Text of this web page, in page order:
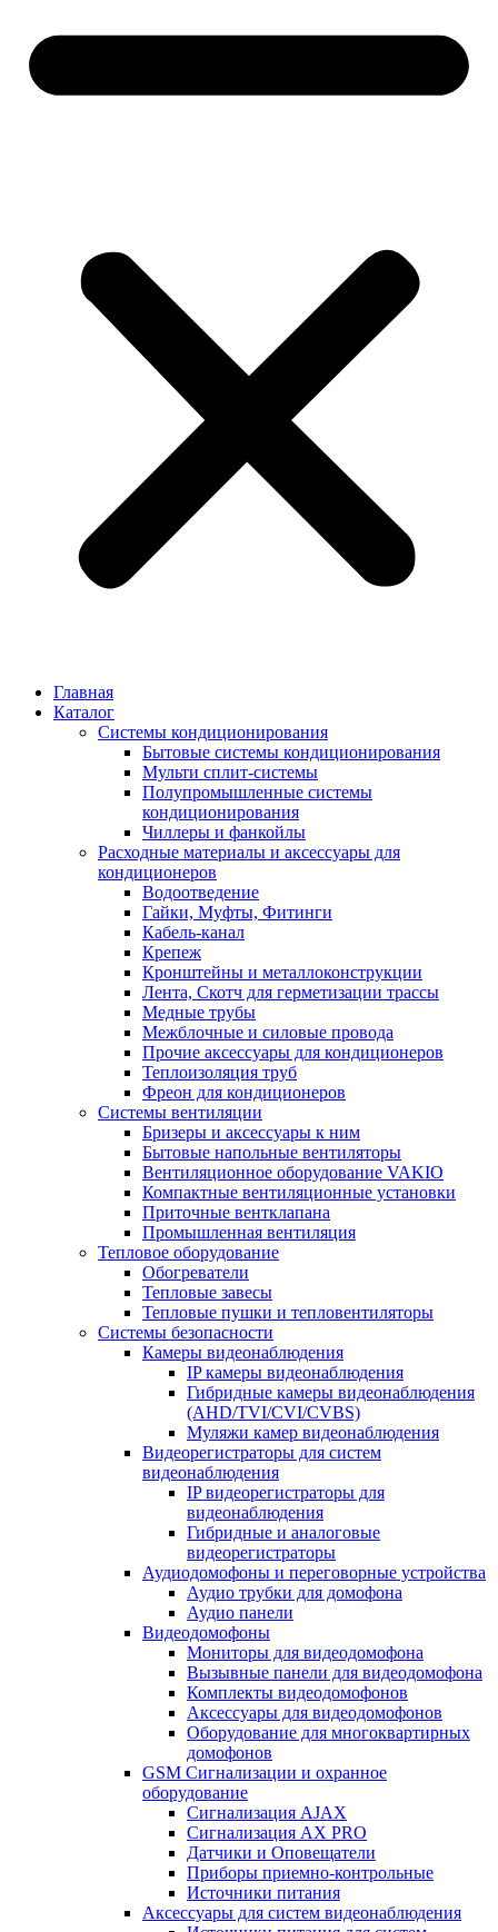
Главная
Каталог
Системы кондиционирования
Бытовые системы кондиционирования
Мульти сплит-системы
Полупромышленные системы
кондиционирования
Чиллеры и фанкойлы
Расходные материалы и аксессуары для
кондиционеров
Водоотведение
Гайки, Муфты, Фитинги
Кабель-канал
Крепеж
Кронштейны и металлоконструкции
Лента, Скотч для герметизации трассы
Медные трубы
Межблочные и силовые провода
Прочие аксессуары для кондиционеров
Теплоизоляция труб
Фреон для кондиционеров
Системы вентиляции
Бризеры и аксессуары к ним
Бытовые напольные вентиляторы
Вентиляционное оборудование VAKIO
Компактные вентиляционные установки
Приточные вентклапана
Промышленная вентиляция
Тепловое оборудование
Обогреватели
Тепловые завесы
Тепловые пушки и тепловентиляторы
Системы безопасности
Камеры видеонаблюдения
IP камеры видеонаблюдения
Гибридные камеры видеонаблюдения
(AHD/TVI/CVI/CVBS)
Муляжи камер видеонаблюдения
Видеорегистраторы для систем
видеонаблюдения
IP видеорегистраторы для
видеонаблюдения
Гибридные и аналоговые
видеорегистраторы
Аудиодомофоны и переговорные устройства
Аудио трубки для домофона
Аудио панели
Видеодомофоны
Мониторы для видеодомофона
Вызывные панели для видеодомофона
Комплекты видеодомофонов
Аксессуары для видеодомофонов
Оборудование для многоквартирных
домофонов
GSM Сигнализации и охранное
оборудование
Сигнализация AJAX
Сигнализация AX PRO
Датчики и Оповещатели
Приборы приемно-контрольные
Источники питания
Аксессуары для систем видеонаблюдения